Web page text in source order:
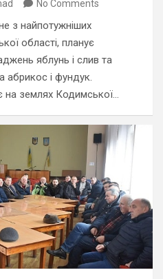
No Comments
з найпотужніших
області, планує
яблунь і слив та
абрикос і фундук.
на землях Кодимської…